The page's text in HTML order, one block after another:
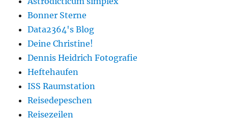
Bonner Sterne
Data2364's Blog
Deine Christine!
Dennis Heidrich Fotografie
Heftehaufen
ISS Raumstation
Reisedepeschen
Reisezeilen